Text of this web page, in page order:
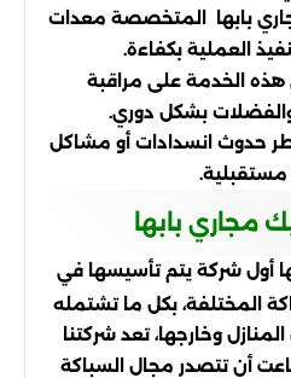
بابها المتخصصة معدات
العملية بكفاءة.
الخدمة على مراقبة
بشكل دوري.
حدوث انسدادات أو مشاكل
مجاري بابها
أول شركة يتم تأسيسها في
المختلفة، بكل ما تشتمله
وخارجها، تعد شركتنا
أن تتصدر مجال السباكة